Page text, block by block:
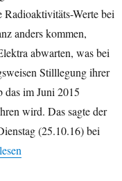
Werte bei
anders kommen,
abwarten, was bei
Stilllegung ihrer
das im Juni 2015
wird. Das sagte der
(25.10.16) bei
AKW